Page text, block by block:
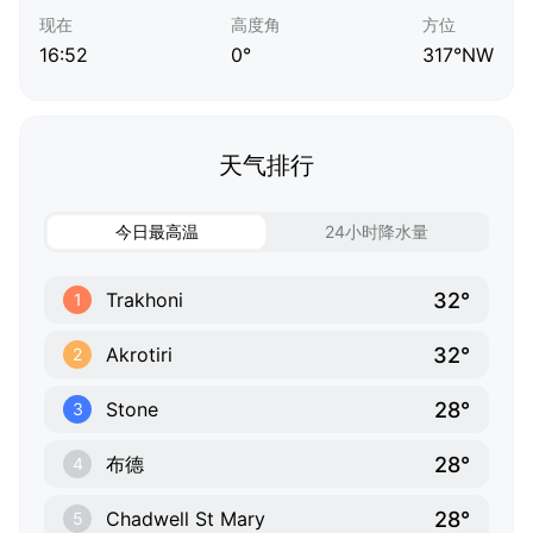
现在
16:52
高度角
0°
方位
317°NW
天气排行
今日最高温 24小时降水量
1 Trakhoni 32°
2 Akrotiri 32°
3 Stone 28°
4 布德 28°
5 Chadwell St Mary 28°